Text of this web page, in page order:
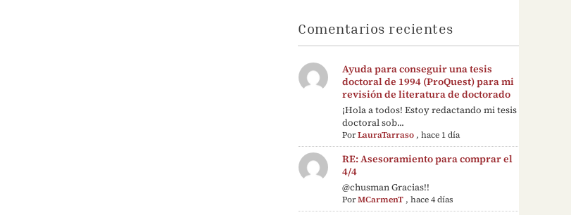
Comentarios recientes
Ayuda para conseguir una tesis
doctoral de 1994 (ProQuest) para mi
revisión de literatura de doctorado
¡Hola a todos! Estoy redactando mi tesis
doctoral sob...
PorLauraTarraso ,hace 1 día
RE: Asesoramiento para comprar el
4/4
@chusman Gracias!!
PorMCarmenT ,hace 4 días